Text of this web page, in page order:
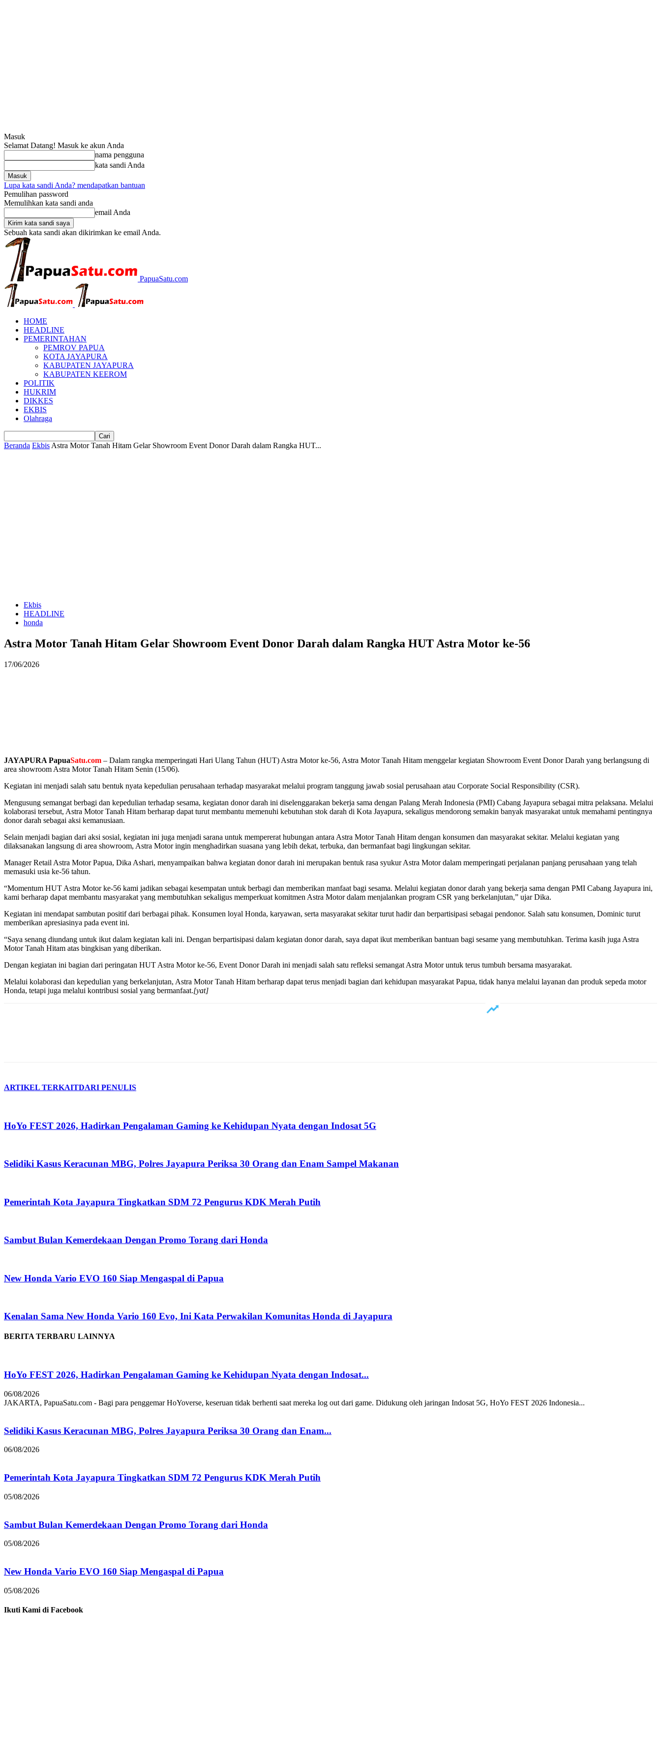
Masuk
Selamat Datang! Masuk ke akun Anda
nama pengguna
kata sandi Anda
Lupa kata sandi Anda? mendapatkan bantuan
Pemulihan password
Memulihkan kata sandi anda
email Anda
Sebuah kata sandi akan dikirimkan ke email Anda.
PapuaSatu.com
HOME
HEADLINE
PEMERINTAHAN
PEMROV PAPUA
KOTA JAYAPURA
KABUPATEN JAYAPURA
KABUPATEN KEEROM
POLITIK
HUKRIM
DIKKES
EKBIS
Olahraga
Beranda Ekbis Astra Motor Tanah Hitam Gelar Showroom Event Donor Darah dalam Rangka HUT...
Ekbis
HEADLINE
honda
Astra Motor Tanah Hitam Gelar Showroom Event Donor Darah dalam Rangka HUT Astra Motor ke-56
17/06/2026
JAYAPURA PapuaSatu.com – Dalam rangka memperingati Hari Ulang Tahun (HUT) Astra Motor ke-56, Astra Motor Tanah Hitam menggelar kegiatan Showroom Event Donor Darah yang berlangsung di
area showroom Astra Motor Tanah Hitam Senin (15/06).
Kegiatan ini menjadi salah satu bentuk nyata kepedulian perusahaan terhadap masyarakat melalui program tanggung jawab sosial perusahaan atau Corporate Social Responsibility (CSR).
Mengusung semangat berbagi dan kepedulian terhadap sesama, kegiatan donor darah ini diselenggarakan bekerja sama dengan Palang Merah Indonesia (PMI) Cabang Jayapura sebagai mitra pelaksana. Melalui
kolaborasi tersebut, Astra Motor Tanah Hitam berharap dapat turut membantu memenuhi kebutuhan stok darah di Kota Jayapura, sekaligus mendorong semakin banyak masyarakat untuk memahami pentingnya
donor darah sebagai aksi kemanusiaan.
Selain menjadi bagian dari aksi sosial, kegiatan ini juga menjadi sarana untuk mempererat hubungan antara Astra Motor Tanah Hitam dengan konsumen dan masyarakat sekitar. Melalui kegiatan yang
dilaksanakan langsung di area showroom, Astra Motor ingin menghadirkan suasana yang lebih dekat, terbuka, dan bermanfaat bagi lingkungan sekitar.
Manager Retail Astra Motor Papua, Dika Ashari, menyampaikan bahwa kegiatan donor darah ini merupakan bentuk rasa syukur Astra Motor dalam memperingati perjalanan panjang perusahaan yang telah
memasuki usia ke-56 tahun.
“Momentum HUT Astra Motor ke-56 kami jadikan sebagai kesempatan untuk berbagi dan memberikan manfaat bagi sesama. Melalui kegiatan donor darah yang bekerja sama dengan PMI Cabang Jayapura ini,
kami berharap dapat membantu masyarakat yang membutuhkan sekaligus memperkuat komitmen Astra Motor dalam menjalankan program CSR yang berkelanjutan,” ujar Dika.
Kegiatan ini mendapat sambutan positif dari berbagai pihak. Konsumen loyal Honda, karyawan, serta masyarakat sekitar turut hadir dan berpartisipasi sebagai pendonor. Salah satu konsumen, Dominic turut
memberikan apresiasinya pada event ini.
“Saya senang diundang untuk ikut dalam kegiatan kali ini. Dengan berpartisipasi dalam kegiatan donor darah, saya dapat ikut memberikan bantuan bagi sesame yang membutuhkan. Terima kasih juga Astra
Motor Tanah Hitam atas bingkisan yang diberikan.
Dengan kegiatan ini bagian dari peringatan HUT Astra Motor ke-56, Event Donor Darah ini menjadi salah satu refleksi semangat Astra Motor untuk terus tumbuh bersama masyarakat.
Melalui kolaborasi dan kepedulian yang berkelanjutan, Astra Motor Tanah Hitam berharap dapat terus menjadi bagian dari kehidupan masyarakat Papua, tidak hanya melalui layanan dan produk sepeda motor
Honda, tetapi juga melalui kontribusi sosial yang bermanfaat.[yat]
ARTIKEL TERKAITDARI PENULIS
HoYo FEST 2026, Hadirkan Pengalaman Gaming ke Kehidupan Nyata dengan Indosat 5G
Selidiki Kasus Keracunan MBG, Polres Jayapura Periksa 30 Orang dan Enam Sampel Makanan
Pemerintah Kota Jayapura Tingkatkan SDM 72 Pengurus KDK Merah Putih
Sambut Bulan Kemerdekaan Dengan Promo Torang dari Honda
New Honda Vario EVO 160 Siap Mengaspal di Papua
Kenalan Sama New Honda Vario 160 Evo, Ini Kata Perwakilan Komunitas Honda di Jayapura
BERITA TERBARU LAINNYA
HoYo FEST 2026, Hadirkan Pengalaman Gaming ke Kehidupan Nyata dengan Indosat...
06/08/2026
JAKARTA, PapuaSatu.com - Bagi para penggemar HoYoverse, keseruan tidak berhenti saat mereka log out dari game. Didukung oleh jaringan Indosat 5G, HoYo FEST 2026 Indonesia...
Selidiki Kasus Keracunan MBG, Polres Jayapura Periksa 30 Orang dan Enam...
06/08/2026
Pemerintah Kota Jayapura Tingkatkan SDM 72 Pengurus KDK Merah Putih
05/08/2026
Sambut Bulan Kemerdekaan Dengan Promo Torang dari Honda
05/08/2026
New Honda Vario EVO 160 Siap Mengaspal di Papua
05/08/2026
Ikuti Kami di Facebook